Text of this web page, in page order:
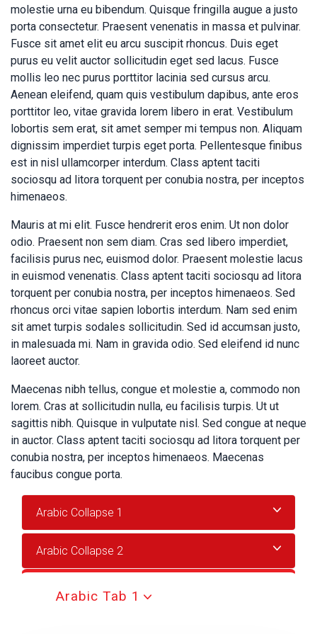
molestie urna eu bibendum. Quisque fringilla augue a justo
porta consectetur. Praesent venenatis in massa et pulvinar.
Fusce sit amet elit eu arcu suscipit rhoncus. Duis eget
purus eu velit auctor sollicitudin eget sed lacus. Fusce
mollis leo nec purus porttitor lacinia sed cursus arcu.
Aenean eleifend, quam quis vestibulum dapibus, ante eros
porttitor leo, vitae gravida lorem libero in erat. Vestibulum
lobortis sem erat, sit amet semper mi tempus non. Aliquam
dignissim imperdiet turpis eget porta. Pellentesque finibus
est in nisl ullamcorper interdum. Class aptent taciti
sociosqu ad litora torquent per conubia nostra, per inceptos
himenaeos.
Mauris at mi elit. Fusce hendrerit eros enim. Ut non dolor
odio. Praesent non sem diam. Cras sed libero imperdiet,
facilisis purus nec, euismod dolor. Praesent molestie lacus
in euismod venenatis. Class aptent taciti sociosqu ad litora
torquent per conubia nostra, per inceptos himenaeos. Sed
rhoncus orci vitae sapien lobortis interdum. Nam sed enim
sit amet turpis sodales sollicitudin. Sed id accumsan justo,
in malesuada mi. Nam in gravida odio. Sed eleifend id nunc
laoreet auctor.
Maecenas nibh tellus, congue et molestie a, commodo non
lorem. Cras at sollicitudin nulla, eu facilisis turpis. Ut ut
sagittis nibh. Quisque in vulputate nisl. Sed congue at neque
in auctor. Class aptent taciti sociosqu ad litora torquent per
conubia nostra, per inceptos himenaeos. Maecenas
faucibus congue porta.
Arabic Collapse 1
Arabic Collapse 2
Arabic Tab 1